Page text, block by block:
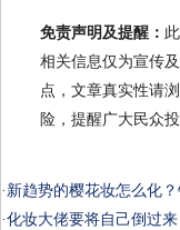
免责声明及提醒：
相关信息仅为宣传
点，文章真实性请
险，提醒广大民众
· 新趋势的樱花妆怎么化
·化妆大佬要将自己倒过